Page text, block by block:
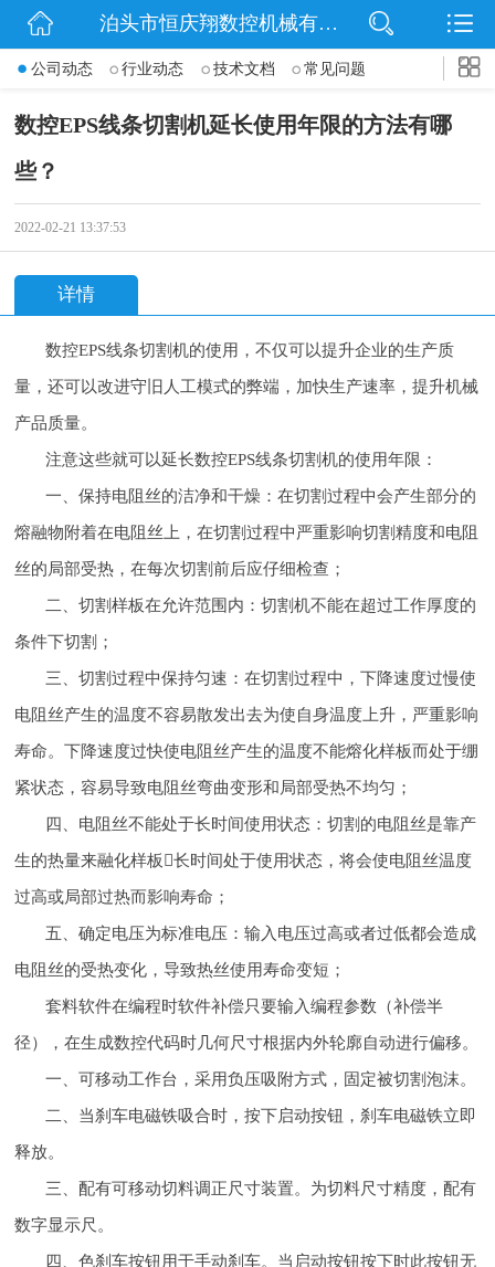
网站首页
动态
联系我们
泊头市恒庆翔数控机械有限公司
公司动态 行业动态 技术文档 常见问题
数控EPS线条切割机延长使用年限的方法有哪
些？
2022-02-21 13:37:53
详情
数控EPS线条切割机的使用，不仅可以提升企业的生产质
量，还可以改进守旧人工模式的弊端，加快生产速率，提升机械
产品质量。
注意这些就可以延长数控EPS线条切割机的使用年限：
一、保持电阻丝的洁净和干燥：在切割过程中会产生部分的
熔融物附着在电阻丝上，在切割过程中严重影响切割精度和电阻
丝的局部受热，在每次切割前后应仔细检查；
二、切割样板在允许范围内：切割机不能在超过工作厚度的
条件下切割；
三、切割过程中保持匀速：在切割过程中，下降速度过慢使
电阻丝产生的温度不容易散发出去为使自身温度上升，严重影响
寿命。下降速度过快使电阻丝产生的温度不能熔化样板而处于绷
紧状态，容易导致电阻丝弯曲变形和局部受热不均匀；
四、电阻丝不能处于长时间使用状态：切割的电阻丝是靠产
生的热量来融化样板长时间处于使用状态，将会使电阻丝温度
过高或局部过热而影响寿命；
五、确定电压为标准电压：输入电压过高或者过低都会造成
电阻丝的受热变化，导致热丝使用寿命变短；
套料软件在编程时软件补偿只要输入编程参数（补偿半
径），在生成数控代码时几何尺寸根据内外轮廓自动进行偏移。
一、可移动工作台，采用负压吸附方式，固定被切割泡沫。
二、当刹车电磁铁吸合时，按下启动按钮，刹车电磁铁立即
释放。
三、配有可移动切料调正尺寸装置。为切料尺寸精度，配有
数字显示尺。
四、色刹车按钮用于手动刹车。当启动按钮按下时此按钮无